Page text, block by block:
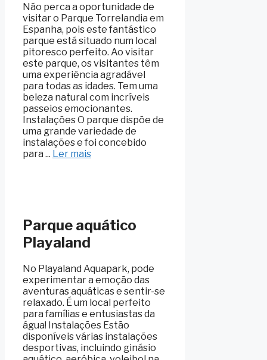
Não perca a oportunidade de
visitar o Parque Torrelandia em
Espanha, pois este fantástico
parque está situado num local
pitoresco perfeito. Ao visitar
este parque, os visitantes têm
uma experiência agradável
para todas as idades. Tem uma
beleza natural com incríveis
passeios emocionantes.
Instalações O parque dispõe de
uma grande variedade de
instalações e foi concebido
para ... Ler mais
Parque aquático
Playaland
No Playaland Aquapark, pode
experimentar a emoção das
aventuras aquáticas e sentir-se
relaxado. É um local perfeito
para famílias e entusiastas da
água! Instalações Estão
disponíveis várias instalações
desportivas, incluindo ginásio